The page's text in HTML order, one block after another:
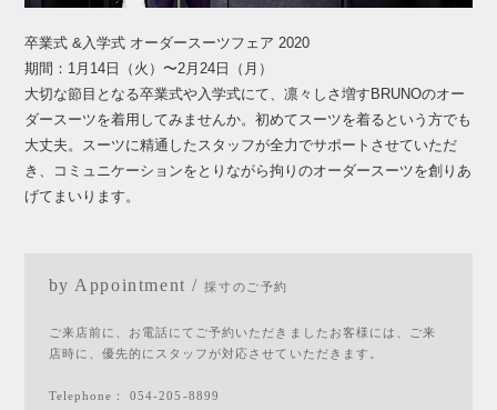
卒業式 &入学式 オーダースーツフェア 2020
期間：1月14日（火）〜2月24日（月）
大切な節目となる卒業式や入学式にて、凛々しさ増すBRUNOのオー
ダースーツを着用してみませんか。初めてスーツを着るという方でも
大丈夫。スーツに精通したスタッフが全力でサポートさせていただ
き、コミュニケーションをとりながら拘りのオーダースーツを創りあ
げてまいります。
by Appointment /採寸のご予約
ご来店前に、お電話にてご予約いただきましたお客様には、ご来
店時に、優先的にスタッフが対応させていただきます。
Telephone：054-205-8899